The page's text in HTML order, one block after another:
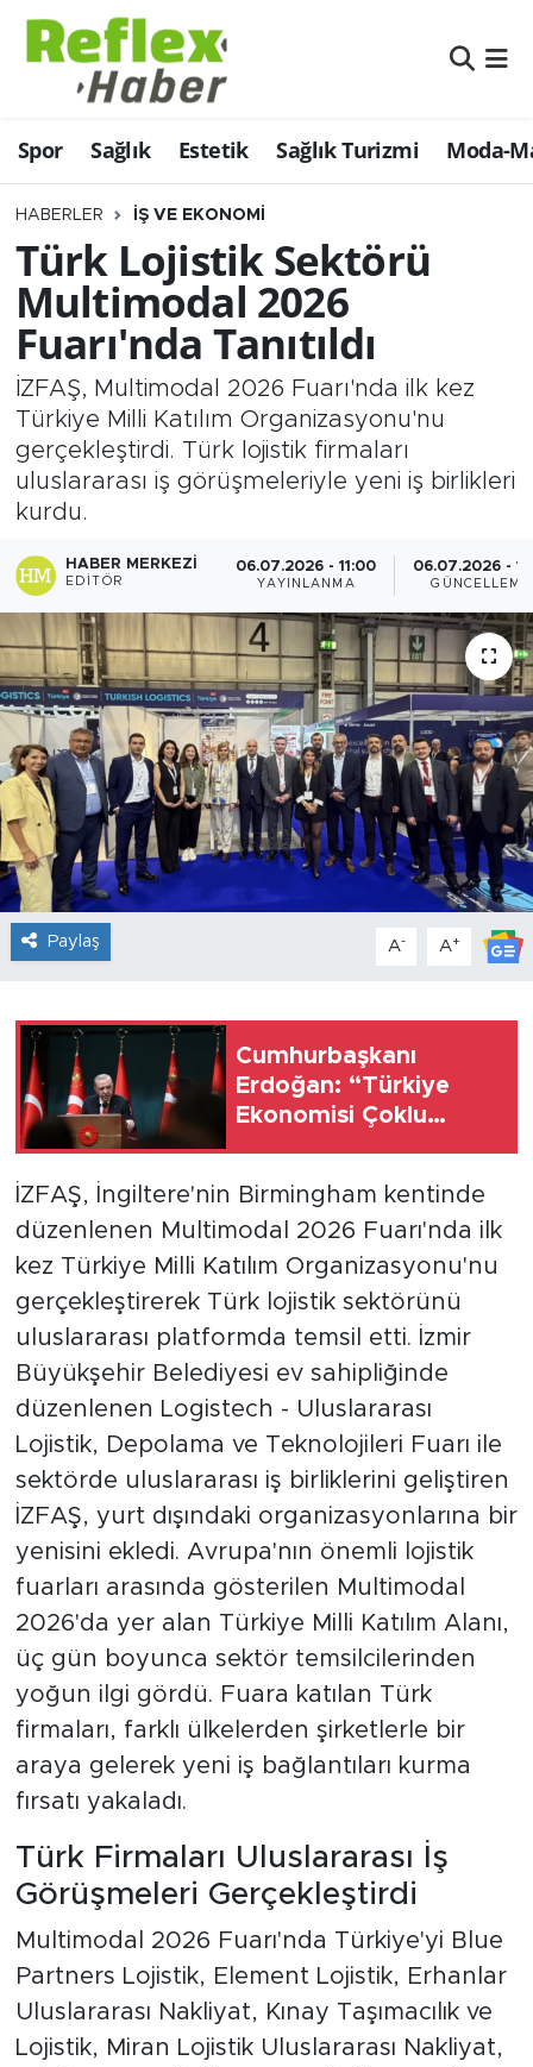
Spor Sağlık Estetik Sağlık Turizmi Moda-
HABERLER İŞ VE EKONOMI
Türk Lojistik Sektörü
Multimodal 2026
Fuarı'nda Tanıtıldı
İZFAŞ, Multimodal 2026 Fuarı'nda ilk kez
Türkiye Milli Katılım Organizasyonu'nu
gerçekleştirdi. Türk lojistik firmaları
uluslararası iş görüşmeleriyle yeni iş birlikleri
kurdu.
HABER MERKEZI
EDITÖR
06.07.2026 - 11:00
YAYINLANMA
06.07.2026 -
GÜNCELLEME
Paylaş A- A+
Cumhurbaşkanı
Erdoğan: “Türkiye
Ekonomisi Çoklu
İZFAŞ, İngiltere'nin Birmingham kentinde
düzenlenen Multimodal 2026 Fuarı'nda ilk
kez Türkiye Milli Katılım Organizasyonu'nu
gerçekleştirerek Türk lojistik sektörünü
uluslararası platformda temsil etti. İzmir
Büyükşehir Belediyesi ev sahipliğinde
düzenlenen Logistech - Uluslararası
Lojistik, Depolama ve Teknolojileri Fuarı ile
sektörde uluslararası iş birliklerini geliştiren
İZFAŞ, yurt dışındaki organizasyonlarına bir
yenisini ekledi. Avrupa'nın önemli lojistik
fuarları arasında gösterilen Multimodal
2026'da yer alan Türkiye Milli Katılım Alanı,
üç gün boyunca sektör temsilcilerinden
yoğun ilgi gördü. Fuara katılan Türk
firmaları, farklı ülkelerden şirketlerle bir
araya gelerek yeni iş bağlantıları kurma
fırsatı yakaladı.
Türk Firmaları Uluslararası İş
Görüşmeleri Gerçekleştirdi
Multimodal 2026 Fuarı'nda Türkiye'yi Blue
Partners Lojistik, Element Lojistik, Erhanlar
Uluslararası Nakliyat, Kınay Taşımacılık ve
Lojistik, Miran Lojistik Uluslararası Nakliyat,
Eğitim
Estetik
Firmalardan
Güncel
İş ve Ekonomi
Moda-Magazin-Eğlence
Sağlık
Sağlık Turizmi
Sanat
Spor
Teknoloji
Nöbetçi Eczaneler
Hava Durumu
Namaz Vakitleri
Trafik Durumu
Şampiyonlar Ligi Puan Durumu ve Fikstür
Tüm Manşetler
Son Dakika Haberleri
Haber Arşivi